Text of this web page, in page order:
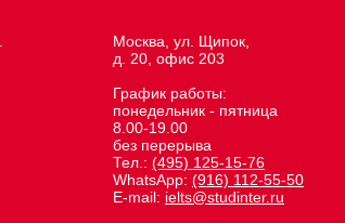
Москва, ул. Щипок,
д. 20, офис 203
График работы:
понедельник - пятница
8.00-19.00
без перерыва
Тел.: (495) 125-15-76
WhatsApp: (916) 112-55-50
E-mail: ielts@studinter.ru